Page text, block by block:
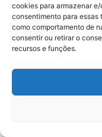
cookies para armazenar
consentimento para essas
como comportamento de
consentir ou retirar o
recursos e funções.
Eleições
promotores
reunião de